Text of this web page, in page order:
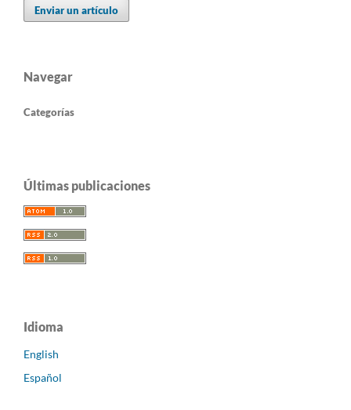
Enviar un artículo
Navegar
Categorías
Últimas publicaciones
Idioma
English
Español